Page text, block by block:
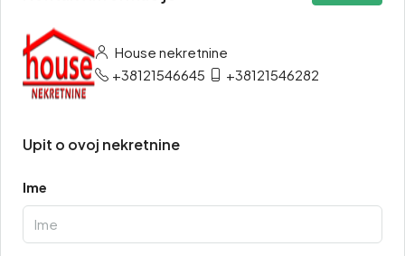
House nekretnine
+38121546645
+38121546282
Upit o ovoj nekretnine
Ime